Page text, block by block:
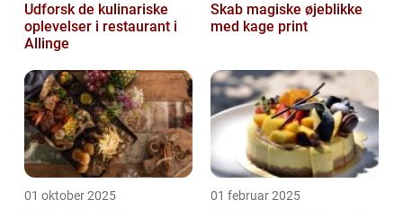
Udforsk de kulinariske
oplevelser i restaurant i
Allinge
Skab magiske øjeblikke
med kage print
01 oktober 2025 01 februar 2025